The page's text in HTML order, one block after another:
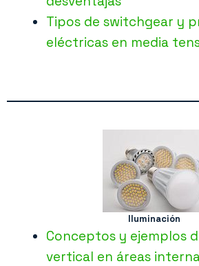
Tipos de switchgear y
eléctricas en media
Iluminación
Conceptos y ejemplos
vertical en áreas